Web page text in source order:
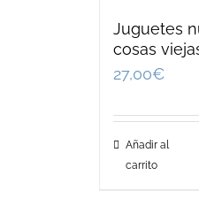
Juguetes
cosas
27,00€
Añadir al
carrito